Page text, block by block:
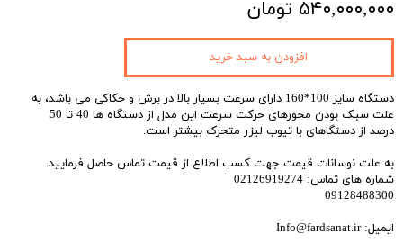
۵۴۰,۰۰۰,۰۰۰ تومان
دستگاه سایز 100*160 دارای سرعت بسیار بالا در برش و حکاکی می باشد، به
علت سبک بودن محورهای حرکت سرعت این مدل از دستگاه ها 40 تا 50
درصد از دستگاهای با تیوب لیزر متحرک بیشتر است.
به علت نوسانات قیمت جهت کسب اطلاع از قیمت تماس حاصل فرمایید.
شماره های تماس: 02126919274
09128488300
ایمیل: Info@fardsanat.ir
افزودن به سبد خرید